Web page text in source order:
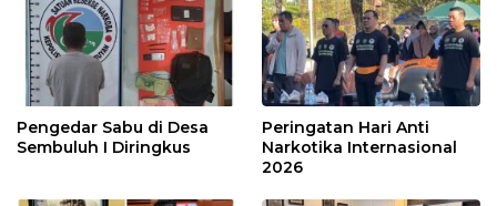
Pengedar Sabu di Desa
Sembuluh I Diringkus
Peringatan Hari Anti
Narkotika Internasional
2026